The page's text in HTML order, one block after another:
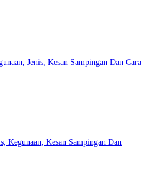
Jenis, Kesan Sampingan Dan Cara
Kegunaan, Kesan Sampingan Dan